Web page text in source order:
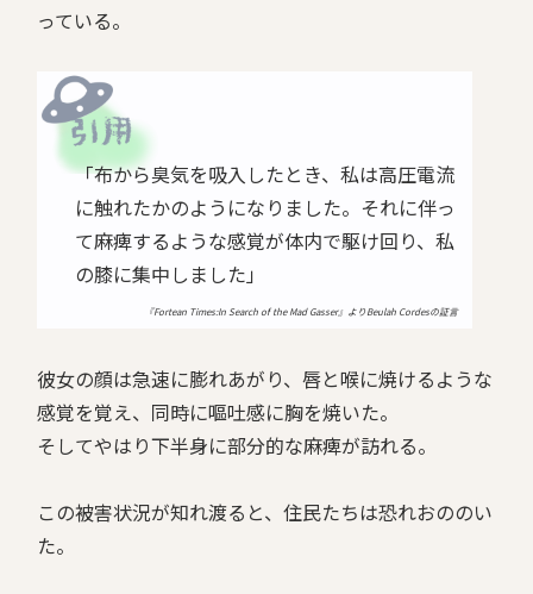
っている。
「布から臭気を吸入したとき、私は高圧電流
に触れたかのようになりました。それに伴っ
て麻痺するような感覚が体内で駆け回り、私
の膝に集中しました」
『Fortean Times:In Search of the Mad Gasser』よりBeulah Cordesの証言
彼女の顔は急速に膨れあがり、唇と喉に焼けるような
感覚を覚え、同時に嘔吐感に胸を焼いた。
そしてやはり下半身に部分的な麻痺が訪れる。
この被害状況が知れ渡ると、住民たちは恐れおののい
た。